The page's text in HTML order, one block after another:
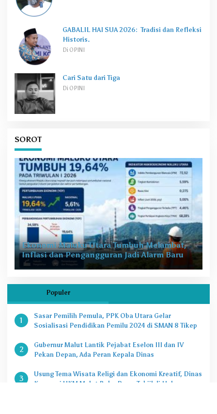
GABALIL HAI SUA 2026: Tradisi dan Refleksi
Historis.
Di OPINI
Cari Satu dari Tiga
Di OPINI
SOROT
Ekonomi Maluku Utara Tumbuh Melambat,
Inflasi dan Pengangguran Jadi Alarm Baru
Populer
1
Sasar Pemilih Pemula, PPK Oba Utara Gelar
Sosialisasi Pendidikan Pemilu 2024 di SMAN 8 Tikep
2
Gubernur Malut Lantik Pejabat Eselon III dan IV
Pekan Depan, Ada Peran Kepala Dinas
3
Usung Tema Wisata Religi dan Ekonomi Kreatif, Dinas
Koperasi UKM Malut Buka Pasar Takjil di Halaman